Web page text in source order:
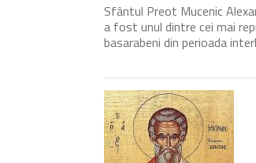
Sfântul Preot Mucenic
a fost unul dintre cei mai
basarabeni din perioada